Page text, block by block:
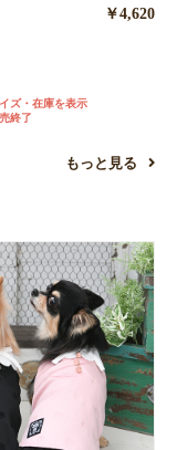
￥4,620
ズ・在庫を表示
終了
もっと見る